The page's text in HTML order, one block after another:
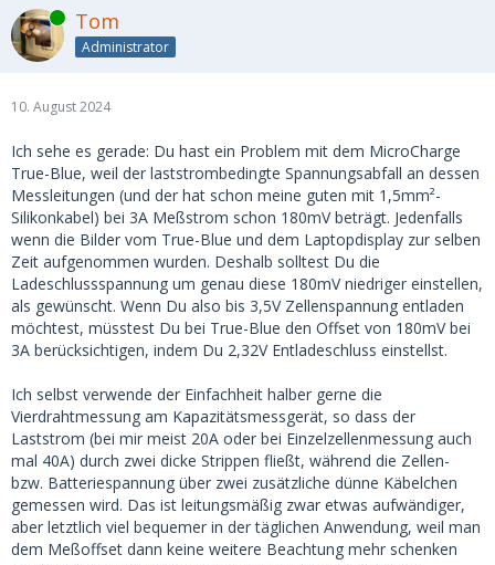
Online Tom
Administrator
10. August 2024
Ich sehe es gerade: Du hast ein Problem mit dem MicroCharge
True-Blue, weil der laststrombedingte Spannungsabfall an dessen
Messleitungen (und der hat schon meine guten mit 1,5mm²-
Silikonkabel) bei 3A Meßstrom schon 180mV beträgt. Jedenfalls
wenn die Bilder vom True-Blue und dem Laptopdisplay zur selben
Zeit aufgenommen wurden. Deshalb solltest Du die
Ladeschlussspannung um genau diese 180mV niedriger einstellen,
als gewünscht. Wenn Du also bis 3,5V Zellenspannung entladen
möchtest, müsstest Du bei True-Blue den Offset von 180mV bei
3A berücksichtigen, indem Du 2,32V Entladeschluss einstellst.
Ich selbst verwende der Einfachheit halber gerne die
Vierdrahtmessung am Kapazitätsmessgerät, so dass der
Laststrom (bei mir meist 20A oder bei Einzelzellenmessung auch
mal 40A) durch zwei dicke Strippen fließt, während die Zellen-
bzw. Batteriespannung über zwei zusätzliche dünne Käbelchen
gemessen wird. Das ist leitungsmäßig zwar etwas aufwändiger,
aber letztlich viel bequemer in der täglichen Anwendung, weil man
dem Meßoffset dann keine weitere Beachtung mehr schenken